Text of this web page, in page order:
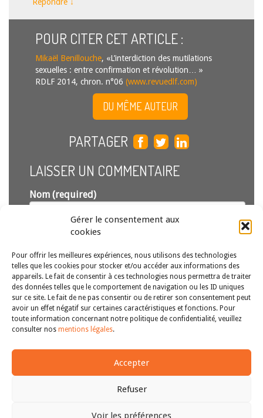
Gérer le consentement aux
cookies
Pour offrir les meilleures expériences, nous utilisons des technologies
telles que les cookies pour stocker et/ou accéder aux informations des
appareils. Le fait de consentir à ces technologies nous permettra de traiter
des données telles que le comportement de navigation ou les ID uniques
sur ce site. Le fait de ne pas consentir ou de retirer son consentement peut
avoir un effet négatif sur certaines caractéristiques et fonctions. Pour
toute information concernant notre politique de confidentialité, veuillez
consulter nos mentions légales.
Accepter
Refuser
Voir les préférences
POUR CITER CET ARTICLE :
Mikaël Benillouche, «L’interdiction des mutilations
sexuelles : entre confirmation et révolution… »
RDLF 2014, chron. n°06 (www.revuedlf.com)
DU MÊME AUTEUR
PARTAGER
LAISSER UN COMMENTAIRE
Nom (required)
Email (required)